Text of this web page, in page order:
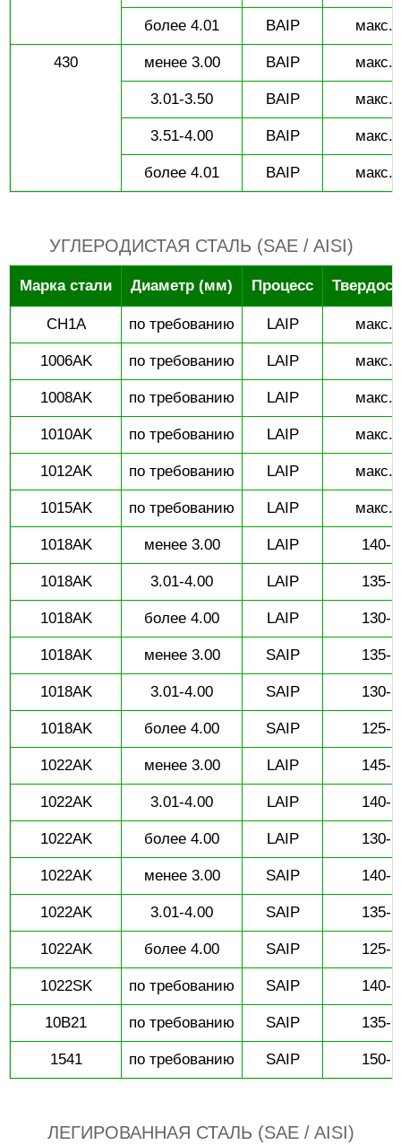
более 4.01 BAIP макс.
430 менее 3.00 BAIP макс.
3.01-3.50 BAIP макс.
3.51-4.00 BAIP макс.
более 4.01 BAIP макс.
УГЛЕРОДИСТАЯ СТАЛЬ (SAE / AISI)
Марка стали Диаметр (мм) Процесс
CH1A по требованию LAIP макс.
1006AK по требованию LAIP макс.
1008AK по требованию LAIP макс.
1010AK по требованию LAIP макс.
1012AK по требованию LAIP макс.
1015AK по требованию LAIP макс.
1018AK менее 3.00 LAIP 140-
1018AK 3.01-4.00 LAIP 135-
1018AK более 4.00 LAIP 130-
1018AK менее 3.00 SAIP 135-
1018AK 3.01-4.00 SAIP 130-
1018AK более 4.00 SAIP 125-
1022AK менее 3.00 LAIP 145-
1022AK 3.01-4.00 LAIP 140-
1022AK более 4.00 LAIP 130-
1022AK менее 3.00 SAIP 140-
1022AK 3.01-4.00 SAIP 135-
1022AK более 4.00 SAIP 125-
1022SK по требованию SAIP 140-
10B21 по требованию SAIP 135-
1541 по требованию SAIP 150-
ЛЕГИРОВАННАЯ СТАЛЬ (SAE / AISI)